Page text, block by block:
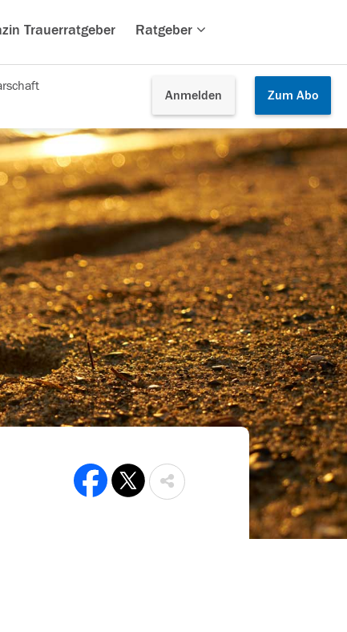
Trauerratgeber Ratgeber
Anmelden Zum Abo